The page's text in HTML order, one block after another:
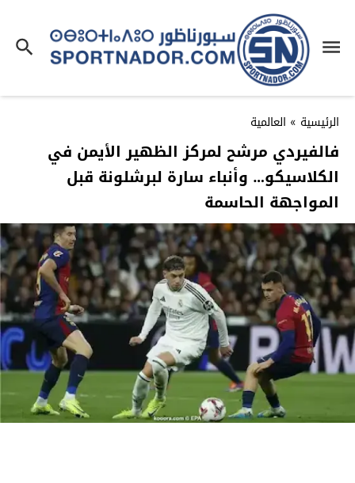
الرئيسية » العالمية
فالفيردي مرشح لمركز الظهير الأيمن في
الكلاسيكو… وأنباء سارة لبرشلونة قبل
المواجهة الحاسمة